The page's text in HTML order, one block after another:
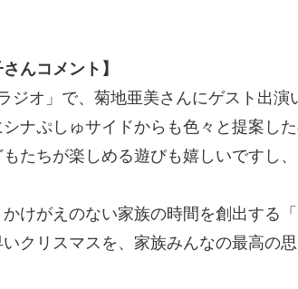
んコメント】
ジオ」で、菊地亜美さんにゲスト出
ナぷしゅサイドからも色々と提案し
たちが楽しめる遊びも嬉しいですし
けがえのない家族の時間を創出する
クリスマスを、家族みんなの最高の